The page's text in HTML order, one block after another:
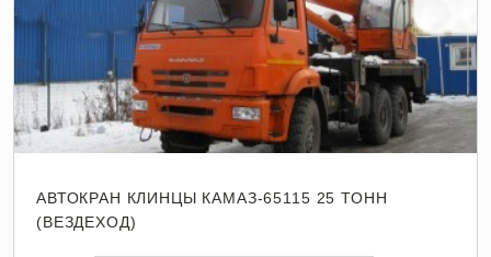
АВТОКРАН КЛИНЦЫ КАМАЗ-65115 25 ТОНН
(ВЕЗДЕХОД)